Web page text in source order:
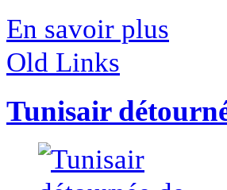
En savoir plus
Old Links
Tunisair